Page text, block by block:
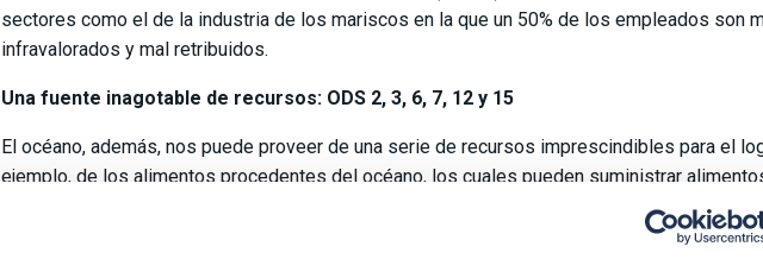
sectores como el de la industria de los mariscos en la que un 50% de los empleados son
infravalorados y mal retribuidos.
Una fuente inagotable de recursos: ODS 2, 3, 6, 7, 12 y 15
El océano, además, nos puede proveer de una serie de recursos imprescindibles para el
ejemplo, de los alimentos procedentes del océano, los cuales pueden suministrar
). El océano también es una
) provenientes de la biodiversidad de este